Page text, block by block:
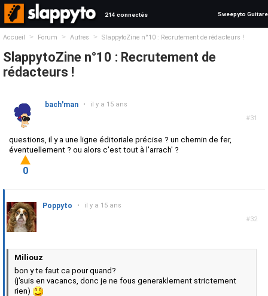
214 connectés Sweepyto Guitare
Accueil > Forum > Autres > SlappytoZine n°10 : Recrutement de rédacteurs !
SlappytoZine n°10 : Recrutement de
rédacteurs !
#31
bach'man • il y a 15 ans
questions, il y a une ligne éditoriale précise ? un chemin de fer,
éventuellement ? ou alors c'est tout à l'arrach' ?
0
#32
Poppyto • il y a 15 ans
Miliouz
bon y te faut ca pour quand?
(j'suis en vacancs, donc je ne fous generaklement strictement
rien)